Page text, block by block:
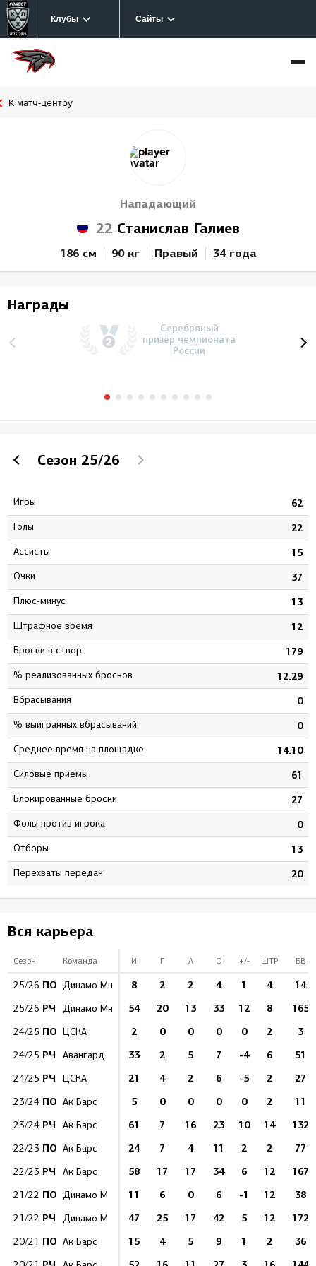
Клубы Сайты
К матч-центру
Нападающий
22 Станислав Галиев
186 см 90 кг Правый 34 года
Награды
Серебряный
призёр чемпионата
России
Сезон 25/26
Игры 62
Голы 22
Ассисты 15
Очки 37
Плюс-минус 13
штрафное время 12
Броски в створ 179
% реализованных бросков 12.29
Вбрасывания 0
% выигранных вбрасываний 0
Среднее время на площадке 14:10
Силовые приемы 61
Блокированные броски 27
Фолы против игрока 0
Отборы 13
Перехваты передач 20
Вся карьера
Сезон Команда И Г А О +/- ШТР БВ
25/26 ПО Динамо Мн 8 2 2 4 1 4 14
25/26 РЧ Динамо Мн 54 20 13 33 12 8 165
24/25 ПО ЦСКА 2 0 0 0 0 2 3
24/25 РЧ Авангард 33 2 5 7 -4 6 51
24/25 РЧ ЦСКА 21 4 2 6 -5 2 27
23/24 ПО Ак Барс 5 0 0 0 0 2 11
23/24 РЧ Ак Барс 61 7 16 23 10 14 132
22/23 ПО Ак Барс 24 7 4 11 2 2 77
22/23 РЧ Ак Барс 58 17 17 34 6 12 167
21/22 ПО Динамо М 11 6 0 6 -1 12 38
21/22 РЧ Динамо М 47 25 17 42 5 12 172
20/21 ПО Ак Барс 15 4 5 9 1 2 36